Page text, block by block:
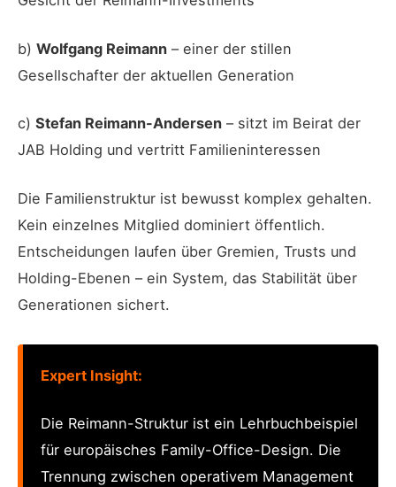
b) Wolfgang Reimann – einer der stillen
Gesellschafter der aktuellen Generation
c) Stefan Reimann-Andersen – sitzt im Beirat der
JAB Holding und vertritt Familieninteressen
Die Familienstruktur ist bewusst komplex gehalten.
Kein einzelnes Mitglied dominiert öffentlich.
Entscheidungen laufen über Gremien, Trusts und
Holding-Ebenen – ein System, das Stabilität über
Generationen sichert.
Expert Insight:
Die Reimann-Struktur ist ein Lehrbuchbeispiel
für europäisches Family-Office-Design. Die
Trennung zwischen operativem Management